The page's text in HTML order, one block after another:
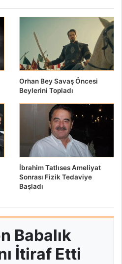
Orhan Bey Savaş Öncesi
Beylerini Topladı
İbrahim Tatlıses Ameliyat
Sonrası Fizik Tedaviye
Başladı
Babalık
İtiraf Etti